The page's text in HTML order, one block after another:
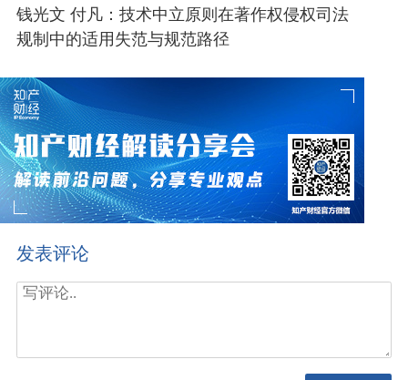
（六）OPPO、OPPO深圳公司在深圳中院起诉情
况
OPPO、OPPO深圳公司于2020年3月25日向深圳市
中级人民法院提起标准必要专利许可纠纷诉讼，诉讼请
求包括就夏普拥有并有权作出许可的WiFi、3G以及4G
等相关标准必要专利在全球范围内针对OPPO、OPPO深
圳公司的智能终端产品的许可条件作出判决，包括但不
限于许可使用费率。夏普、赛恩倍吉以深圳中院对本案
不享有管辖权为由，在答辩期内提出管辖权异议，但未
向最高法院提起上诉。
二、最高法院裁决主要理由
院认为本案二审争议焦点问题包括：中国法院对本案是
否具有管辖权；若中国法院对本案具有管辖权，则原审
钱光文 付凡：技术中立原则在著作权侵权司法
规制中的适用失范与规范路径
发表评论